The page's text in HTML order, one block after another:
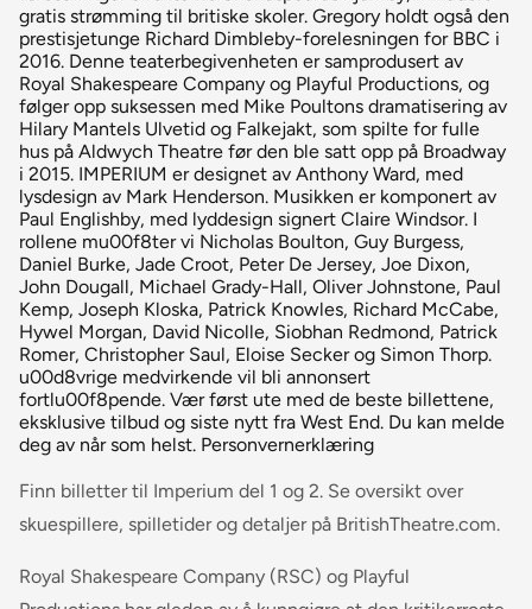
gratis strømming til britiske skoler. Gregory holdt også den
prestisjetunge Richard Dimbleby-forelesningen for BBC i
2016. Denne teaterbegivenheten er samprodusert av
Royal Shakespeare Company og Playful Productions, og
følger opp suksessen med Mike Poultons dramatisering av
Hilary Mantels Ulvetid og Falkejakt, som spilte for fulle
hus på Aldwych Theatre før den ble satt opp på Broadway
i 2015. IMPERIUM er designet av Anthony Ward, med
lysdesign av Mark Henderson. Musikken er komponert av
Paul Englishby, med lyddesign signert Claire Windsor. I
rollene mu00f8ter vi Nicholas Boulton, Guy Burgess,
Daniel Burke, Jade Croot, Peter De Jersey, Joe Dixon,
John Dougall, Michael Grady-Hall, Oliver Johnstone, Paul
Kemp, Joseph Kloska, Patrick Knowles, Richard McCabe,
Hywel Morgan, David Nicolle, Siobhan Redmond, Patrick
Romer, Christopher Saul, Eloise Secker og Simon Thorp.
u00d8vrige medvirkende vil bli annonsert
fortlu00f8pende. Vær først ute med de beste billettene,
eksklusive tilbud og siste nytt fra West End. Du kan melde
deg av når som helst. Personvernerklæring
Finn billetter til Imperium del 1 og 2. Se oversikt over
skuespillere, spilletider og detaljer på BritishTheatre.com.
Royal Shakespeare Company (RSC) og Playful